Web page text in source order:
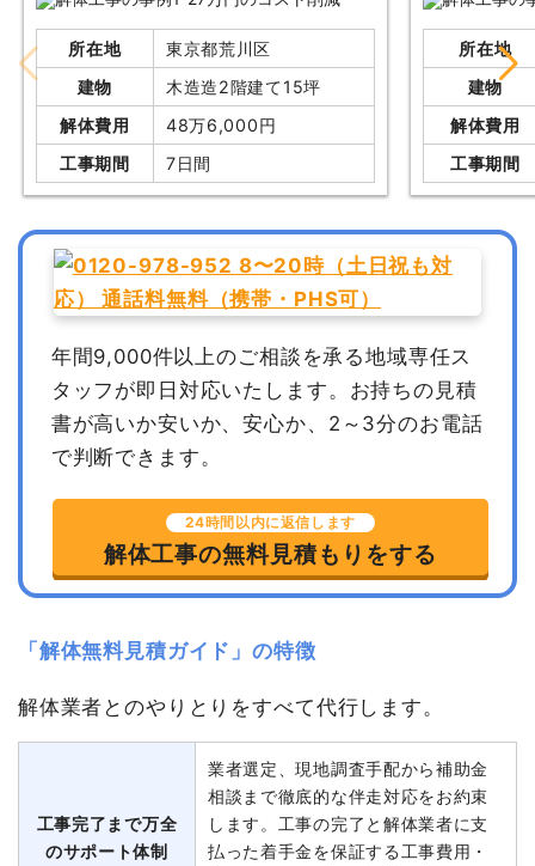
所在地
東京都荒川区
建物
木造造2階建て15坪
解体費用
48万6,000円
工事期間
7日間
所在地
建物
解体費用
工事期間
年間9,000件以上のご相談を承る地域専任ス
タッフが即日対応いたします。 お持ちの見積
書が高いか安いか、安心か、2～3分のお電話
で判断できます。
24時間以内に返信します
解体工事の無料見積もりをする
「解体無料見積ガイド」の特徴
解体業者とのやりとりをすべて代行します。
工事完了まで万全
のサポート体制
業者選定、現地調査手配から補助金
相談まで徹底的な伴走対応をお約束
します。工事の完了と解体業者に支
払った着手金を保証する工事費用・